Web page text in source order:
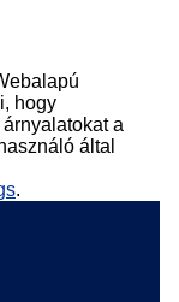
hogy
a
által
.